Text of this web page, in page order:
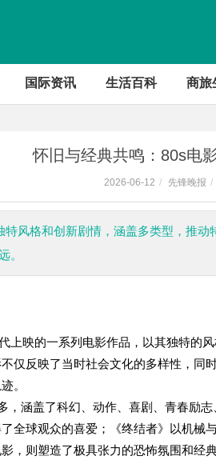
国际资讯 生活百科 商旅
怀旧与经典共鸣：80s电
2026-06-12 / 先锋晚报 /
特风格和创新剧情，涵盖多类型，推
。
上映的一系列电影作品，以其独特的
仅反映了当时社会文化的多样性，
。
，涵盖了科幻、动作、喜剧、青春励
全球观众的喜爱；《终结者》以机械
，则塑造了极具张力的恐怖氛围和经